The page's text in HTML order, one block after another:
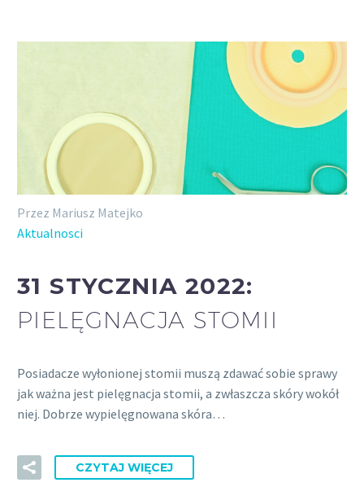
Przez Mariusz Matejko
Aktualnosci
31 STYCZNIA 2022:
PIELĘGNACJA STOMII
Posiadacze wyłonionej stomii muszą zdawać sobie sprawy
jak ważna jest pielęgnacja stomii, a zwłaszcza skóry wokół
niej. Dobrze wypielęgnowana skóra…
CZYTAJ WIĘCEJ